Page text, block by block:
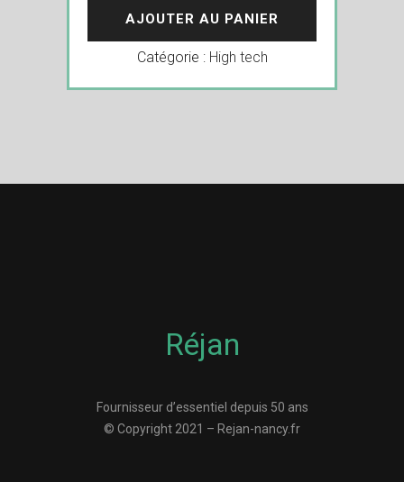
AJOUTER AU PANIER
Catégorie : High tech
Réjan
Fournisseur d’essentiel depuis 50 ans
© Copyright 2021 – Rejan-nancy.fr